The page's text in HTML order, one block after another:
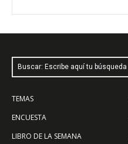
Buscar: Escribe aquí tu búsqueda
TEMAS
ENCUESTA
LIBRO DE LA SEMANA